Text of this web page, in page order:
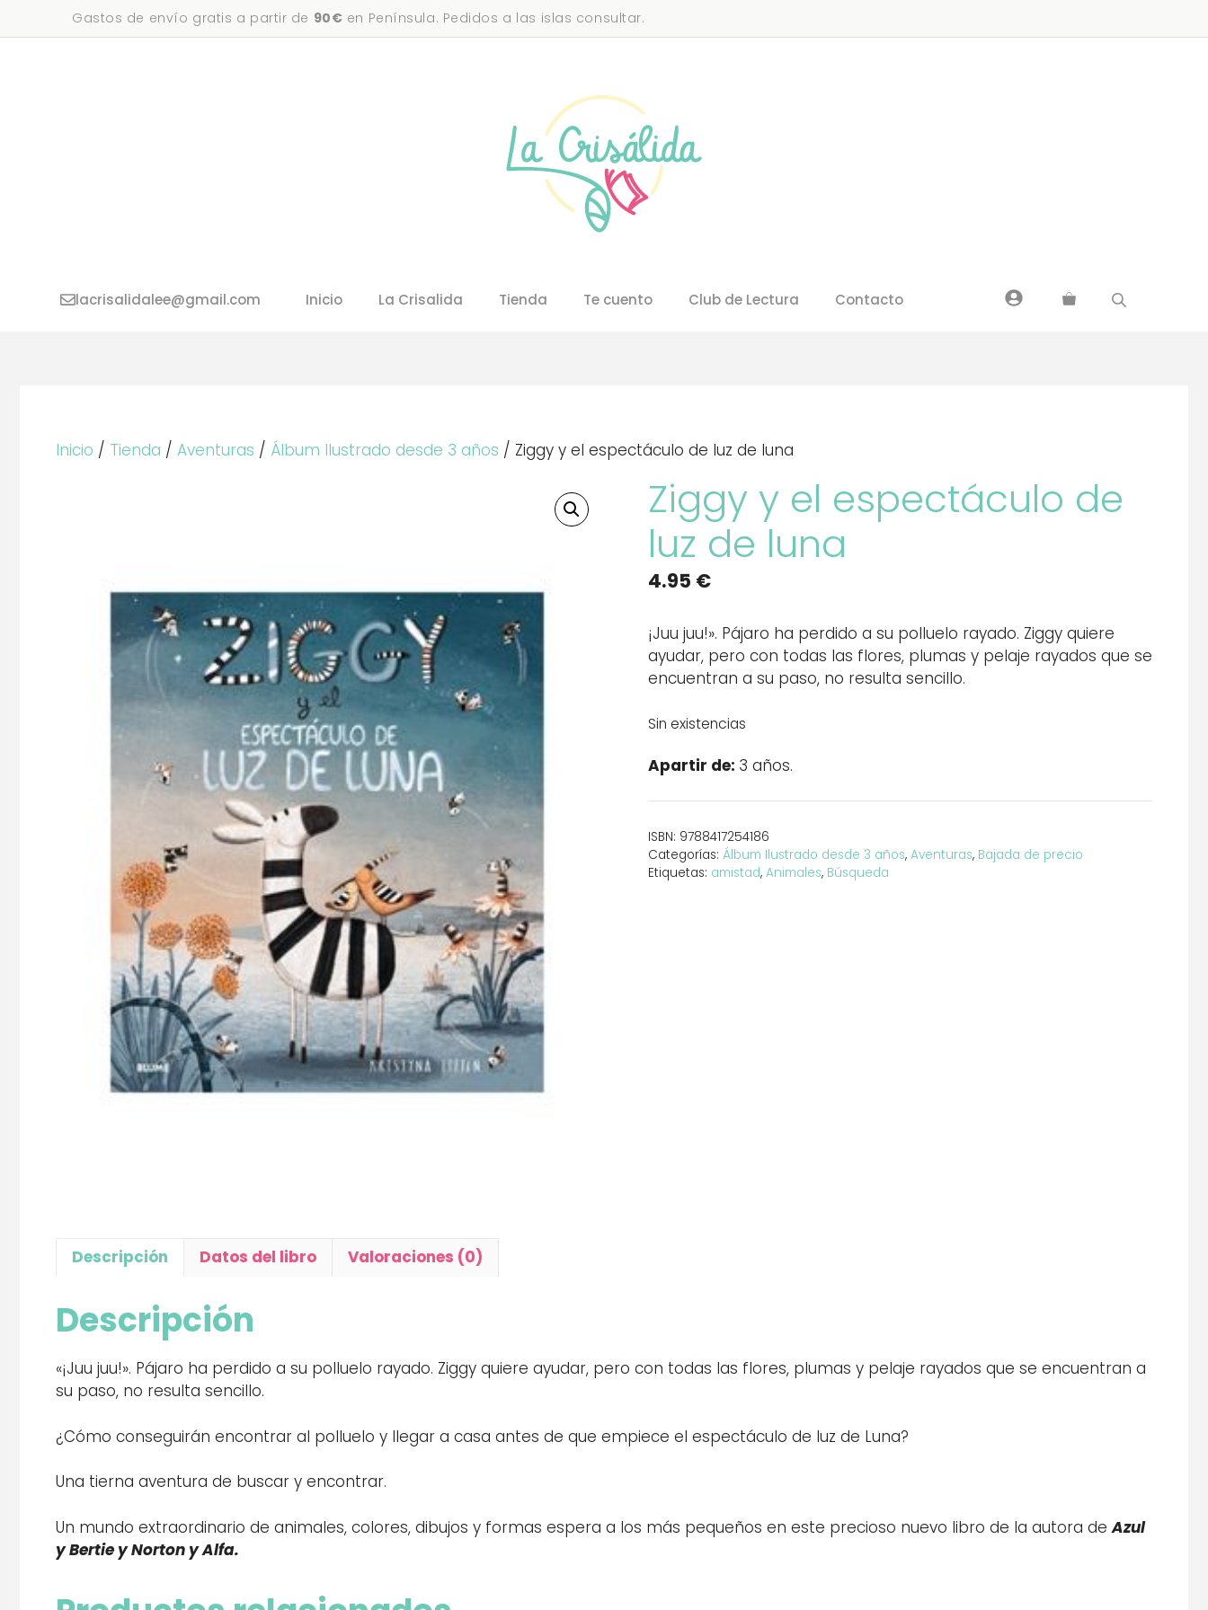
al
Gastos de envío gratis a partir de 90€ en Península. Pedidos a las islas consultar.
Inicio La Crisalida Tienda Te cuento Club de Lectura Contacto
lacrisalidalee@gmail.com
Inicio / Tienda / Aventuras / Álbum Ilustrado desde 3 años / Ziggy y el espectáculo de luz de luna
Ziggy y el espectáculo de
luz de luna
4.95 €
¡Juu juu!». Pájaro ha perdido a su polluelo rayado. Ziggy quiere
ayudar, pero con todas las flores, plumas y pelaje rayados que se
encuentran a su paso, no resulta sencillo.
Sin existencias
Apartir de: 3 años.
ISBN: 9788417254186
Categorías: Álbum Ilustrado desde 3 años, Aventuras, Bajada de precio
Etiquetas: amistad, Animales, Búsqueda
Descripción Datos del libro Valoraciones (0)
Descripción
«¡Juu juu!». Pájaro ha perdido a su polluelo rayado. Ziggy quiere ayudar, pero con todas las flores, plumas y pelaje rayados que se encuentran a
su paso, no resulta sencillo.
¿Cómo conseguirán encontrar al polluelo y llegar a casa antes de que empiece el espectáculo de luz de Luna?
Una tierna aventura de buscar y encontrar.
Un mundo extraordinario de animales, colores, dibujos y formas espera a los más pequeños en este precioso nuevo libro de la autora deAzul
y Bertie y Norton y Alfa.